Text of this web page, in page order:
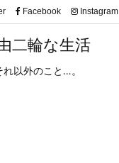
二輪な生活
以外のこと…。
Facebook Instagram